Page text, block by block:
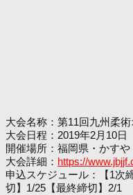
大会名称：第11回九州柔
大会日程：2019年2月10日
開催場所：福岡県・かすや
大会詳細： https://
申込スケジュール：【1次
切】1/25【最終締切】2/1